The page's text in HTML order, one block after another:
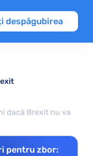
despăgubirea
dacă Brexit nu va
pentru zbor: